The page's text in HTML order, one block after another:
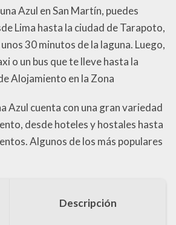
Azul en San Martín, puedes
Lima hasta la ciudad de Tarapoto,
30 minutos de la laguna. Luego,
o un bus que te lleve hasta la
Alojamiento en la Zona
Azul cuenta con una gran variedad
desde hoteles y hostales hasta
Algunos de los más populares
Descripción